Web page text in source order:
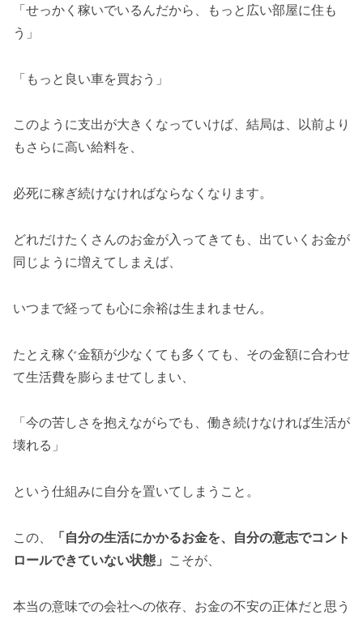
「せっかく稼いでいるんだから、もっと広い部屋に住も
う」
「もっと良い車を買おう」
このように支出が大きくなっていけば、結局は、以前より
もさらに高い給料を、
必死に稼ぎ続けなければならなくなります。
どれだけたくさんのお金が入ってきても、出ていくお金が
同じように増えてしまえば、
いつまで経っても心に余裕は生まれません。
たとえ稼ぐ金額が少なくても多くても、その金額に合わせ
て生活費を膨らませてしまい、
「今の苦しさを抱えながらでも、働き続けなければ生活が
壊れる」
という仕組みに自分を置いてしまうこと。
この、
「自分の生活にかかるお金を、自分の意志でコント
ロールできていない状態」 こそが、
本当の意味での会社への依存、お金の不安の正体だと思う